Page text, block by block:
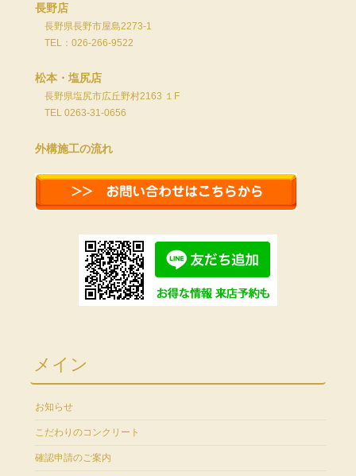
長野店
長野県長野市屋島2273-1
TEL：026-266-9522
松本・塩尻店
長野県塩尻市広丘野村2163 １F
TEL 0263-31-0656
外構施工の流れ
メイン
お知らせ
こだわりのコンクリート
確認申請のご案内